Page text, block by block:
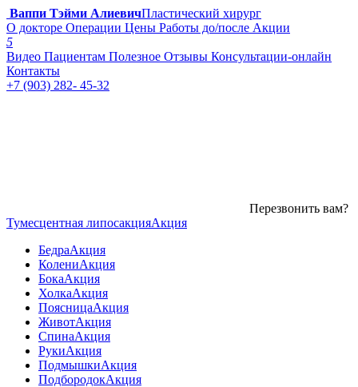
Ваппи Тэйми АлиевичПластический хирург
О докторе Операции Цены Работы до/после Акции
5
Видео Пациентам Полезное Отзывы Консультации-онлайн
Контакты
+7 (903) 282- 45-32
Перезвонить вам?
Тумесцентная липосакцияАкция
БедраАкция
КолениАкция
БокаАкция
ХолкаАкция
ПоясницаАкция
ЖивотАкция
СпинаАкция
РукиАкция
ПодмышкиАкция
ПодбородокАкция